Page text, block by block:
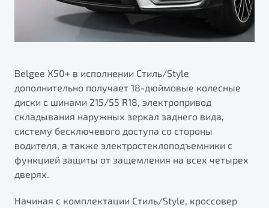
Belgee X50+ в исполнении Стиль/Style
дополнительно получает 18-дюймовые колесные
диски с шинами 215/55 R18, электропривод
складывания наружных зеркал заднего вида,
систему бесключевого доступа со стороны
водителя, а также электростеклоподъемники с
функцией защиты от защемления на всех четырех
дверях.
Начиная с комплектации Стиль/Style, кроссовер